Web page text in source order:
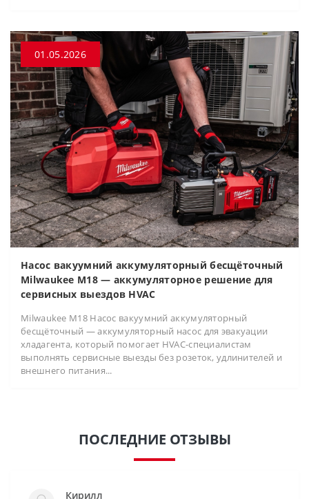
01.05.2026
Насос вакуумний аккумуляторный бесщёточный
Milwaukee M18 — аккумуляторное решение для
сервисных выездов HVAC
Milwaukee M18 Насос вакуумний аккумуляторный
бесщёточный — аккумуляторный насос для эвакуации
хладагента, который помогает HVAC-специалистам
выполнять сервисные выезды без розеток, удлинителей и
внешнего питания...
ПОСЛЕДНИЕ ОТЗЫВЫ
Кирилл